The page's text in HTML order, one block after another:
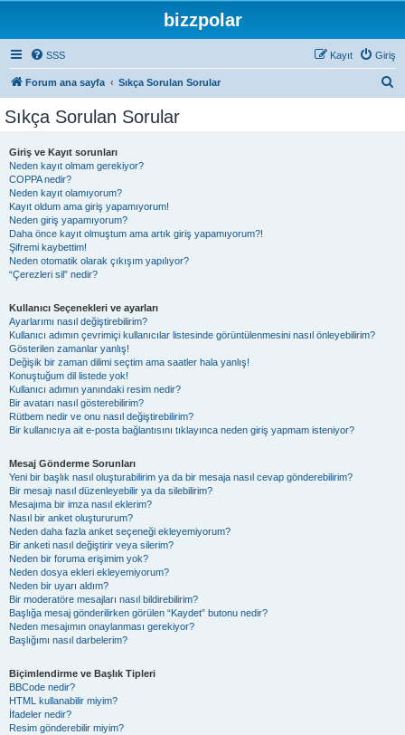
bizzpolar
SSS Giriş
Kayıt
Forum ana sayfa Sıkça Sorulan Sorular
Sıkça Sorulan Sorular
Giriş ve Kayıt sorunları
Neden kayıt olmam gerekiyor?
COPPA nedir?
Neden kayıt olamıyorum?
Kayıt oldum ama giriş yapamıyorum!
Neden giriş yapamıyorum?
Daha önce kayıt olmuştum ama artık giriş yapamıyorum?!
Şifremi kaybettim!
Neden otomatik olarak çıkışım yapılıyor?
“Çerezleri sil” nedir?
Kullanıcı Seçenekleri ve ayarları
Ayarlarımı nasıl değiştirebilirim?
Kullanıcı adımın çevrimiçi kullanıcılar listesinde görüntülenmesini nasıl önleyebilirim?
Gösterilen zamanlar yanlış!
Değişik bir zaman dilimi seçtim ama saatler hala yanlış!
Konuştuğum dil listede yok!
Kullanıcı adımın yanındaki resim nedir?
Bir avatarı nasıl gösterebilirim?
Rütbem nedir ve onu nasıl değiştirebilirim?
Bir kullanıcıya ait e-posta bağlantısını tıklayınca neden giriş yapmam isteniyor?
Mesaj Gönderme Sorunları
Yeni bir başlık nasıl oluşturabilirim ya da bir mesaja nasıl cevap gönderebilirim?
Bir mesajı nasıl düzenleyebilir ya da silebilirim?
Mesajıma bir imza nasıl eklerim?
Nasıl bir anket oluştururum?
Neden daha fazla anket seçeneği ekleyemiyorum?
Bir anketi nasıl değiştirir veya silerim?
Neden bir foruma erişimim yok?
Neden dosya ekleri ekleyemiyorum?
Neden bir uyarı aldım?
Bir moderatöre mesajları nasıl bildirebilirim?
Başlığa mesaj gönderilirken görülen “Kaydet” butonu nedir?
Neden mesajımın onaylanması gerekiyor?
Başlığımı nasıl darbelerim?
Biçimlendirme ve Başlık Tipleri
BBCode nedir?
HTML kullanabilir miyim?
İfadeler nedir?
Resim gönderebilir miyim?